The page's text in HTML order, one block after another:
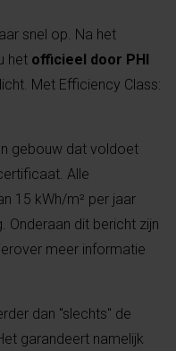
snel op. Na het
het officieel door PHI
Met Efficiency Class:
gebouw dat voldoet
Alle
15 kWh/m² per jaar
Onderaan dit bericht zijn
meer informatie
dan "slechts" de
garandeert namelijk